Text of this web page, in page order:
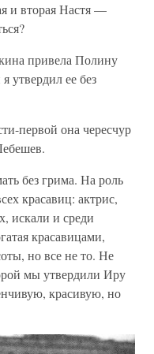
и вторая Настя —
привела Полину
утвердил ее без
первой она чересчур
без грима. На роль
красавиц: актрис,
искали и среди
красавицами,
но все не то. Не
мы утвердили Иру
красивую, но